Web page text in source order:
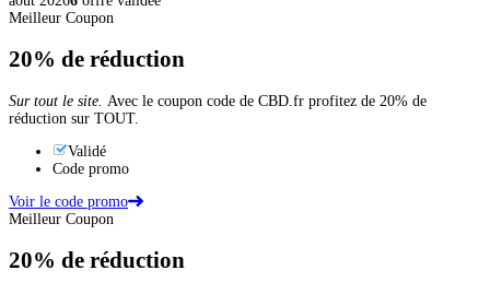
Meilleur Coupon
20% de réduction
Sur tout le site. Avec le coupon code de CBD.fr profitez de 20% de
réduction sur TOUT.
Validé
Code promo
Voir le code promo
Meilleur Coupon
20% de réduction